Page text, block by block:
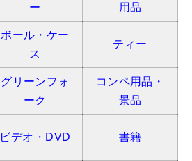
ー
用品
ボール・ケー
ス
ティー
グリーンフォ
ーク
コンペ用品・
景品
ビデオ・DVD 書籍